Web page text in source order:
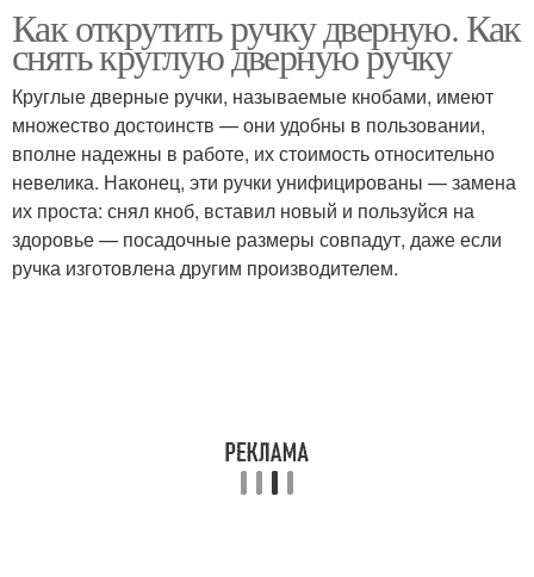
замком
Как открутить ручку дверную. Как
снять круглую дверную ручку
Круглые дверные ручки, называемые кнобами, имеют
множество достоинств — они удобны в пользовании,
вполне надежны в работе, их стоимость относительно
невелика. Наконец, эти ручки унифицированы — замена
их проста: снял кноб, вставил новый и пользуйся на
здоровье — посадочные размеры совпадут, даже если
ручка изготовлена другим производителем.